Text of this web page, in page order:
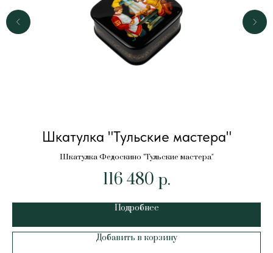
Шкатулка "Тульские мастера"
Шкатулка Федоскино "Тульские мастера"
116 480 р.
Подробнее
Добавить в корзину